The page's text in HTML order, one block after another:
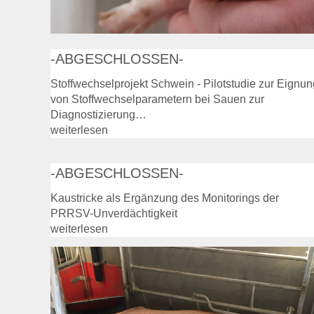
-ABGESCHLOSSEN-
Stoffwechselprojekt Schwein - Pilotstudie zur
von Stoffwechselparametern bei Sauen zur
Diagnostizierung…
weiterlesen
-ABGESCHLOSSEN-
Kaustricke als Ergänzung des Monitorings der
PRRSV-Unverdächtigkeit
weiterlesen